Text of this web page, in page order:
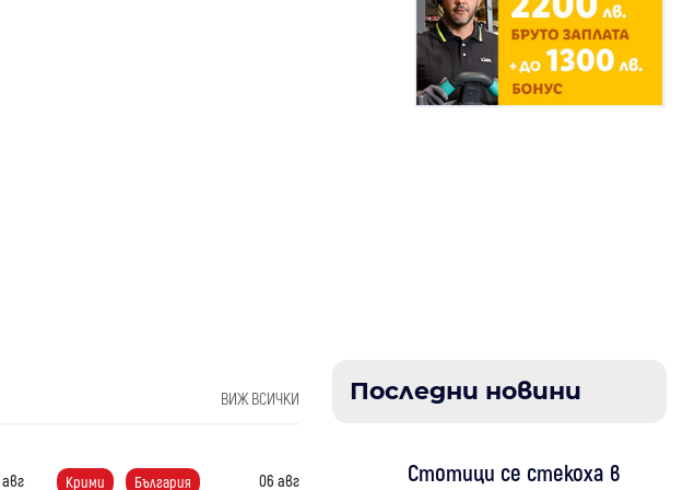
ВИЖ ВСИЧКИ
Крими България 06 авг
Последни новини
Стотици се стекоха в